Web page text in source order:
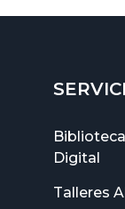
Biblioteca
Digital
Talleres